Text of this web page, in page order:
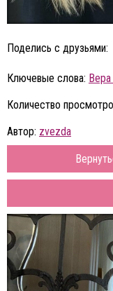
Поделись с друзьями:
Ключевые слова:
Количество
Автор: zvezda